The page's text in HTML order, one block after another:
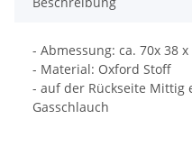
- Abmessung: ca. 70x 38 x
- Material: Oxford Stoff
- auf der Rückseite Mittig
Gasschlauch